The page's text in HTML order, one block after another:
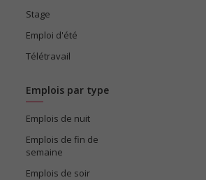
Stage
Emploi d'été
Télétravail
Emplois par type
Emplois de nuit
Emplois de fin de
semaine
Emplois de soir